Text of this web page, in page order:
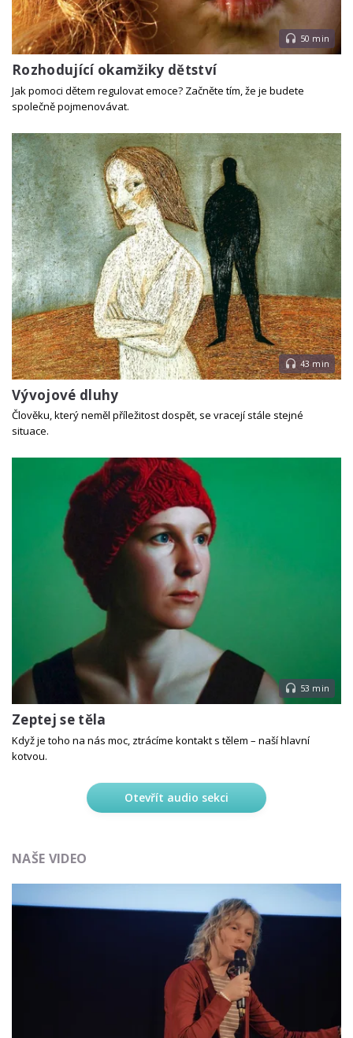
50 min
Rozhodující okamžiky dětství
Jak pomoci dětem regulovat emoce? Začněte tím, že je budete
společně pojmenovávat.
43 min
Vývojové dluhy
Člověku, který neměl příležitost dospět, se vracejí stále stejné
situace.
53 min
Zeptej se těla
Když je toho na nás moc, ztrácíme kontakt s tělem – naší hlavní
kotvou.
Otevřít audio sekci
NAŠE VIDEO